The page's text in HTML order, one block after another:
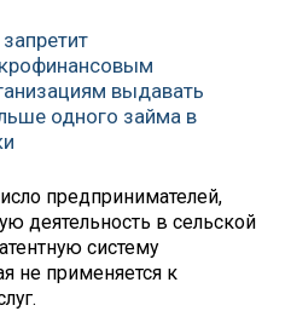
выдавать
одного займа в
предпринимателей,
деятельность в сельской
систему
не применяется к